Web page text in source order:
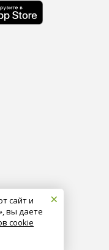
×
сайт и
вы даете
cookie